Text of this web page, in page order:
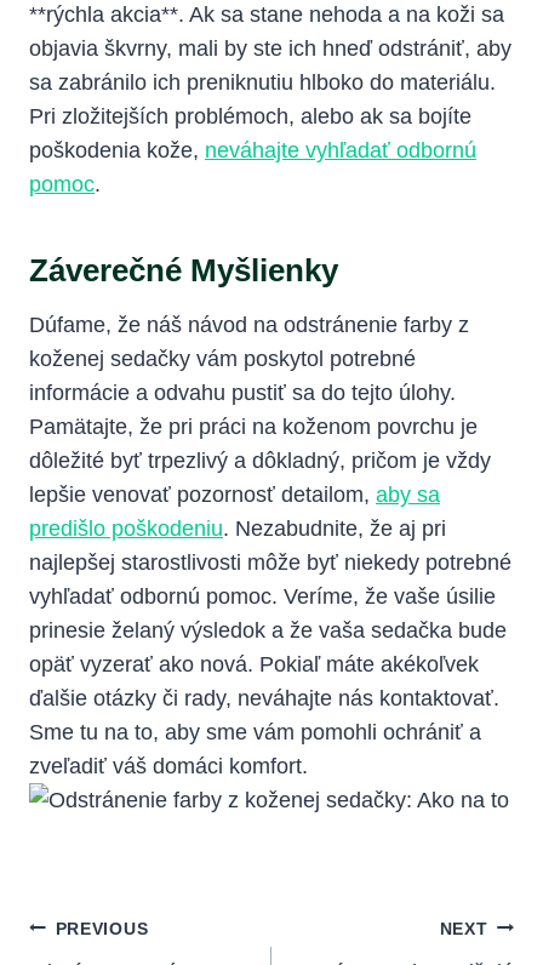
**rýchla akcia**. Ak sa stane nehoda a na koži sa
objavia škvrny, mali by ste ich hneď odstrániť, aby
sa zabránilo ich preniknutiu hlboko do materiálu.
Pri zložitejších problémoch, alebo ak sa bojíte
poškodenia kože, neváhajte vyhľadať odbornú
pomoc.
Záverečné Myšlienky
Dúfame, že náš návod na odstránenie farby z
koženej sedačky vám poskytol potrebné
informácie a odvahu pustiť sa do tejto úlohy.
Pamätajte, že pri práci na koženom povrchu je
dôležité byť trpezlivý a dôkladný, pričom je vždy
lepšie venovať pozornosť detailom, aby sa
predišlo poškodeniu. Nezabudnite, že aj pri
najlepšej starostlivosti môže byť niekedy potrebné
vyhľadať odbornú pomoc. Veríme, že vaše úsilie
prinesie želaný výsledok a že vaša sedačka bude
opäť vyzerať ako nová. Pokiaľ máte akékoľvek
ďalšie otázky či rady, neváhajte nás kontaktovať.
Sme tu na to, aby sme vám pomohli ochrániť a
zveľadiť váš domáci komfort.
Navigácia
PREVIOUS NEXT